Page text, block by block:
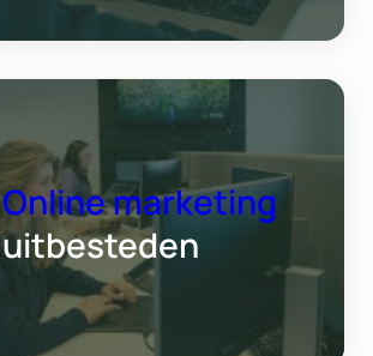
Online marketing
uitbesteden